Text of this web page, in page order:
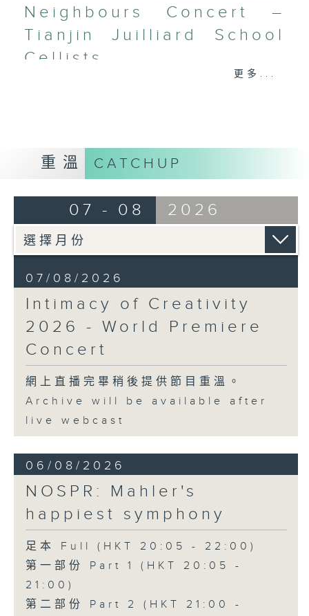
Neighbours Concert –
Tianjin Juilliard School
Cellists
HKAPA Cello Festival 2026:
Guo, Hwayoung Joo, Jooahn Yoo,
Ziyu Zhang (cello)
Aleksandr Tiumentsev (piano)
J. S. BACH
Cello Suite No. 5 in C minor,
BWV1011 (25’)
Three Pieces for Cello and Piano
RACHMANINOV
Élégie, Op. 3, No. 1 (5’)
SHOSTAKOVICH
(28’)
BRAHMS
99 (25’)
POPPER
Requiem, Op. 66 (8’)
PAGANINI
Variations on a Theme from
Rossini’s Mosè in Egitto (arr. for 4
cellos) (8’)
Academy for Performing Arts
Recorded at William Au Concert
更多...
重溫 CATCHUP
07 - 08 2026
07/08/2026
Intimacy of Creativity
2026 - World Premiere
Concert
網上直播完畢稍後提供節目重溫。
Archive will be available after
live webcast
06/08/2026
NOSPR: Mahler's
happiest symphony
足本 Full (HKT 20:05 - 22:00)
第一部份 Part 1 (HKT 20:05 -
21:00)
第二部份 Part 2 (HKT 21:00 -